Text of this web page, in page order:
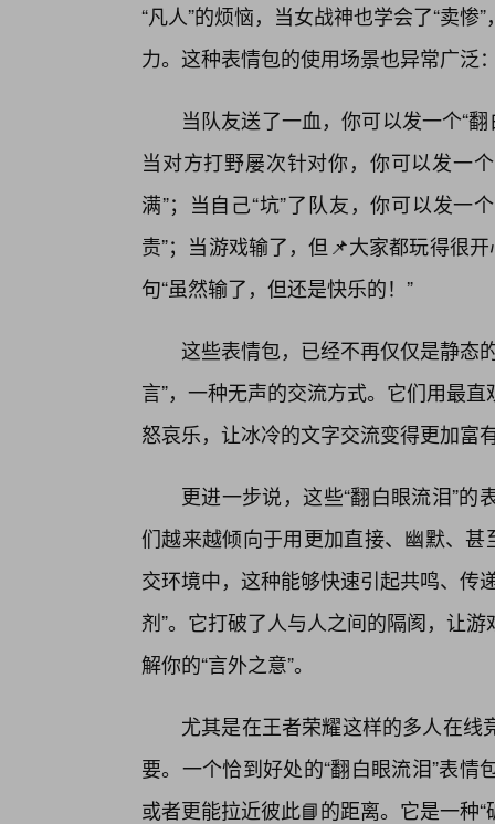
“凡人”的烦恼，当女战神也学会了“卖
力。这种表情包的使用场景也异常广泛
当队友送了一血，你可以发一个“
当对方打野屡次针对你，你可以发一
满”；当自己“坑”了队友，你可以发一
责”；当游戏输了，但📌大家都玩得很
句“虽然输了，但还是快乐的！”
这些表情包，已经不再仅仅是静态
言”，一种无声的交流方式。它们用最
怒哀乐，让冰冷的文字交流变得更加富
更进一步说，这些“翻白眼流泪”
们越来越倾向于用更加直接、幽默、
交环境中，这种能够快速引起共鸣、传
剂”。它打破了人与人之间的隔阂，让
解你的“言外之意”。
尤其是在王者荣耀这样的多人在
要。一个恰到好处的“翻白眼流泪”表
或者更能拉近彼此📘的距离。它是一种